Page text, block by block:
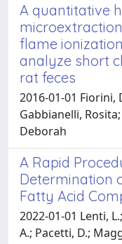
A quantitative
flame
analyze short
rat feces
2016-01-01 Fiorini,
Gabbianelli,
Deborah
A Rapid
Determination
Fatty Acid
2022-01-01 Lenti,
A.; Pacetti, D.;